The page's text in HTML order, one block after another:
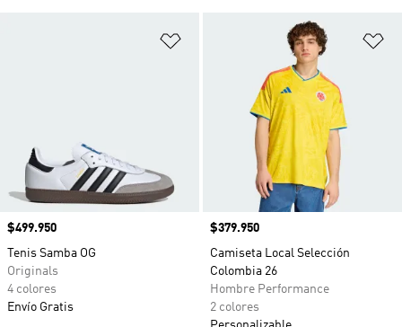
Añadir a la lista de deseos
Precio
$499.950
Tenis Samba OG
Originals
4 colores
Envío Gratis
Precio
$379.950
Camiseta Local Selección
Colombia 26
Hombre Performance
2 colores